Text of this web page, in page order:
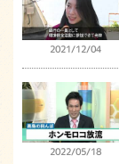
2021/12/04
2022/05/18